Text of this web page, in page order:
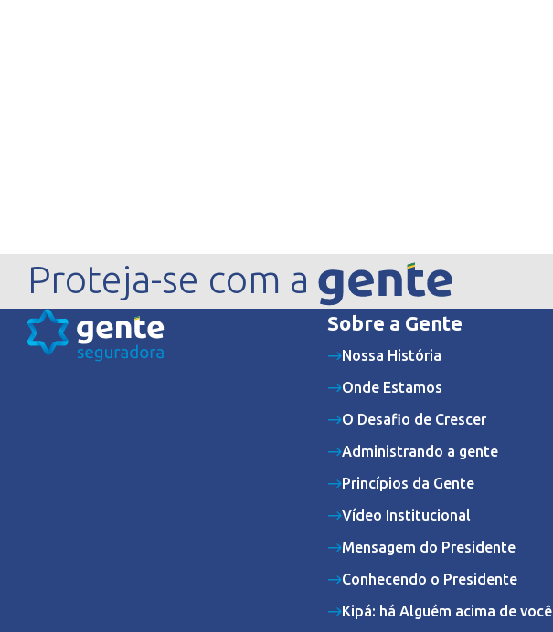
Proteja-se com a
Sobre a Gente
Nossa História
Onde Estamos
O Desafio de Crescer
Administrando a gente
Princípios da Gente
Vídeo Institucional
Mensagem do Presidente
Conhecendo o Presidente
Kipá: há Alguém acima de você